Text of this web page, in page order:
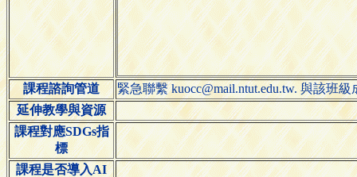
課程諮詢管道
緊急聯繫 kuocc@mail.ntut.edu.tw. 與該班
延伸教學與資源
課程對應SDGs指
標
課程是否導入AI